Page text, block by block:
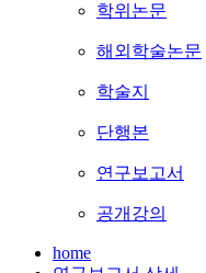
학위논문
해외학술논문
학술지
단행본
연구보고서
공개강의
home